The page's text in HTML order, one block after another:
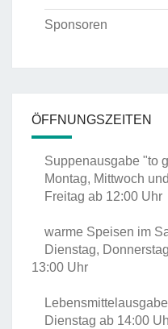
Sponsoren
ÖFFNUNGSZEITEN
Suppenausgabe "to
Montag, Mittwoch und
Freitag ab 12:00 Uhr
warme Speisen im
Dienstag,
13:00 Uhr
Dienstag ab 14:00